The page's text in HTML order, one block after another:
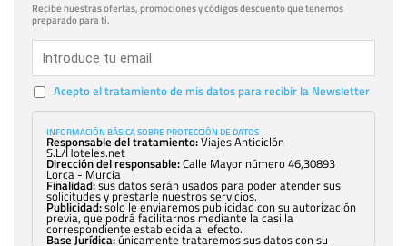
Recibe nuestras ofertas, promociones y códigos descuento que tenemos
preparado para ti.
Acepto el tratamiento de mis datos para recibir la Newsletter
INFORMACIÓN BÁSICA SOBRE PROTECCIÓN DE DATOS
Responsable del tratamiento:Viajes Anticiclón
S.L/Hoteles.net
Dirección del responsable:Calle Mayor número 46,30893
Lorca - Murcia
Finalidad:sus datos serán usados para poder atender sus
solicitudes y prestarle nuestros servicios.
Publicidad:solo le enviaremos publicidad con su autorización
previa, que podrá facilitarnos mediante la casilla
correspondiente establecida al efecto.
Base Jurídica:únicamente trataremos sus datos con su